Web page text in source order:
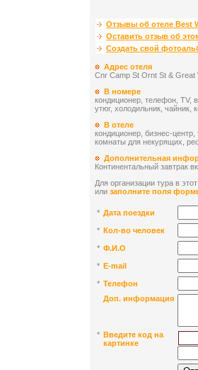
Отзывы об отеле Best
Оставить отзыв об
Создать свой
Адрес отеля
Cnr Camp St Ornt St & Great
В номере
кондиционер, телефон, TV,
утюг, холодильник, чайник,
В отеле
кондиционер, бизнес-
комнаты для некурящих,
Дополнительная
Континентальный завтрак
Для организации тура в
или заполните поля
* Дата поездки
* Кол-во человек
* Ф.И.О
* E-mail
* Телефон
Доп. информация
* Введите код на
картинке